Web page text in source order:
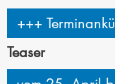
Teaser